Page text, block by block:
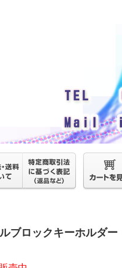
ブロックキーホルダ